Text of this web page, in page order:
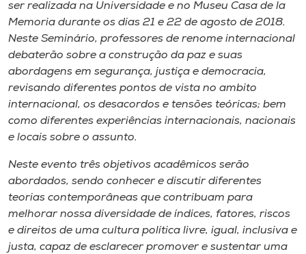
ser realizada na Universidade e no Museu Casa de la
Memoria durante os dias 21 e 22 de agosto de 2018.
Neste Seminário, professores de renome internacional
debaterão sobre a construção da paz e suas
abordagens em segurança, justiça e democracia,
revisando diferentes pontos de vista no ambito
internacional, os desacordos e tensões teóricas; bem
como diferentes experiências internacionais, nacionais
e locais sobre o assunto.
Neste evento três objetivos acadêmicos serão
abordados, sendo conhecer e discutir diferentes
teorias contemporâneas que contribuam para
melhorar nossa diversidade de índices, fatores, riscos
e direitos de uma cultura política livre, igual, inclusiva e
justa, capaz de esclarecer promover e sustentar uma